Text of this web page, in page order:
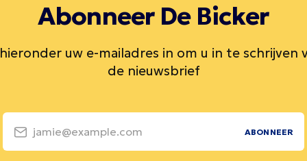
Abonneer De Bicker
uw e-mailadres in om u in te schrijven
de nieuwsbrief
jamie@example.com ABONNEER